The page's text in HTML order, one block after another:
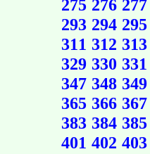
275 276 277
293 294 295
311 312 313
329 330 331
347 348 349
365 366 367
383 384 385
401 402 403